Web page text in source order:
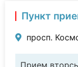
Пункт
просп.
Прием